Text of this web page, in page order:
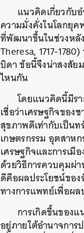
แนวคิดเกี่ยวกับ
ความมั่งคั่งในโลกยุ
ที่พัฒนาขึ้นในช่วงหลั
Theresa, 1717-1780)
บิดาข้อนี้จึงน่าสงสัย
ไหนกัน
โดยแนวคิดนี้มีร
เชื่อว่าเศรษฐกิจของ
สุขภาพดีเท่ากับเป็นท
เกษตรกรรม อุตสาห
เศรษฐกิจและการเมื
ด้วยวิธีการควบคุมผ่
ดีคือผลประโยชน์ของ
ทางการแพทย์เพื่อผล
การเกิดขึ้นของ
อยู่ภายใต้อำนาจการ